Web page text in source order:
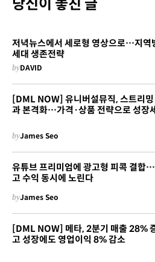
당신이 놓친 글
저녁뉴스에서 세로형 영상으로…지역
세대 생존전략
byDAVID
[DML NOW] 유니버설뮤직, 스트리
과 본격화…가격·상품 전략으로 성장
byJames Seo
유튜브 프리미엄에 광고형 피콕 결합
고 수익 동시에 노린다
byJames Seo
[DML NOW] 메타, 2분기 매출 28%
고 성장에도 영업이익 8% 감소